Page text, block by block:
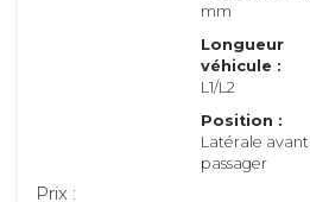
mm
Longueur
véhicule :
L1/L2
Position :
Latérale avant
passager
Prix :